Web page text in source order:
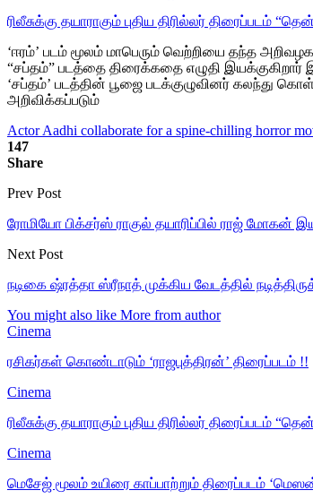
ரிலீசுக்கு தயாராகும் புதிய திரில்லர் திரைப்படம்
‘ஈரம்’ படம் மூலம் மாபெரும் வெற்றியை தந்த
“சப்தம்” படத்தை திரைக்கதை எழுதி இயக்குகிறார்
‘சப்தம்’ படத்தின் பூஜை படக்குழுவினர் கலந்து
அறிவிக்கப்படும்
Actor Aadhi collaborate for a spine-chilling horror
147
Share
Prev Post
ரோமியோ பிக்சர்ஸ் ராகுல் தயாரிப்பில் ராஜ் மோகன்
Next Post
நடிகை ஷ்ரத்தா ஸ்ரீநாத் முக்கிய வேடத்தில்
You might also like More from author
Cinema
ரசிகர்கள் கொண்டாடும் ‘ராஜபுத்திரன்’ திரைப்படம் !!
Cinema
ரிலீசுக்கு தயாராகும் புதிய திரில்லர் திரைப்படம்
Cinema
மெசேஜ் மூலம் உயிரை காப்பாற்றும் திரைப்படம்